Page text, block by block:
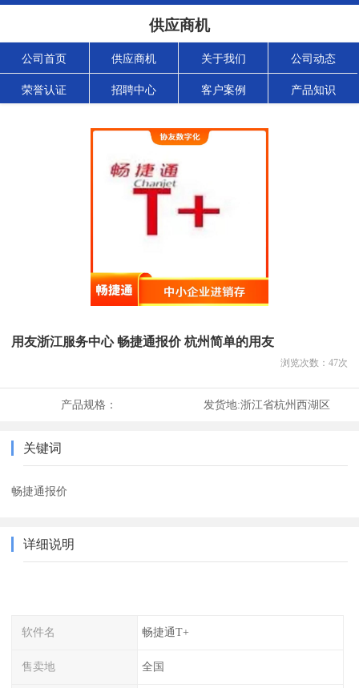
供应商机
公司首页 供应商机 关于我们 公司动态
荣誉认证 招聘中心 客户案例 产品知识
用友浙江服务中心 畅捷通报价 杭州简单的用友
浏览次数： 47次
产品规格： 发货地:浙江省杭州西湖区
关键词
畅捷通报价
详细说明
软件名 畅捷通T+
售卖地 全国